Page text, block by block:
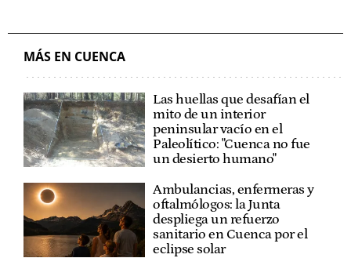
MÁS EN CUENCA
Las huellas que desafían el
mito de un interior
peninsular vacío en el
Paleolítico: "Cuenca no fue
un desierto humano"
Ambulancias, enfermeras y
oftalmólogos: la Junta
despliega un refuerzo
sanitario en Cuenca por el
eclipse solar